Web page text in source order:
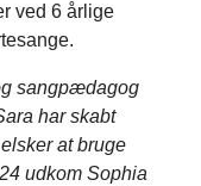
ved 6 årlige
sangpædagog
har skabt
at bruge
udkom Sophia